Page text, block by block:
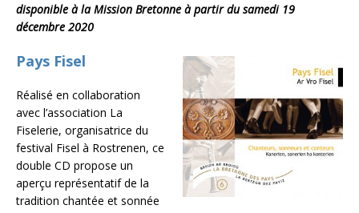
disponible à la Mission Bretonne à partir du samedi 19
décembre 2020
Pays Fisel
Réalisé en collaboration
avec l’association La
Fiselerie, organisatrice du
festival Fisel à Rostrenen, ce
double CD propose un
aperçu représentatif de la
tradition chantée et sonnée